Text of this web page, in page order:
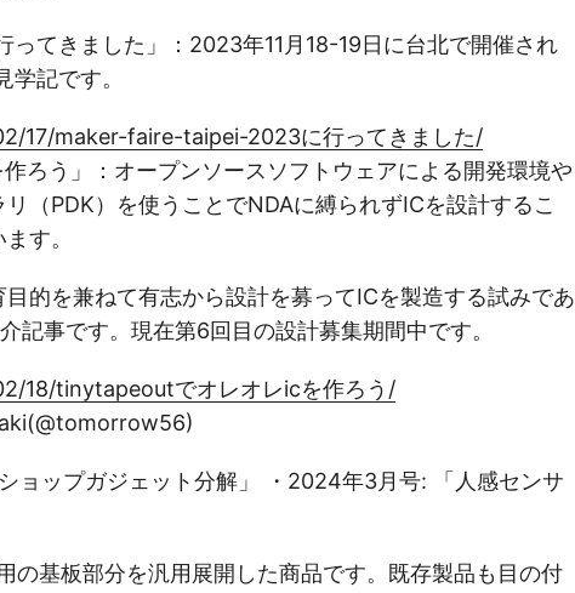
ってきました」：2023年11月18-19日に台北で開催され
記です。
17/maker-faire-taipei-2023に行ってきました/
ろう」：オープンソースソフトウェアによる開発環境や
（PDK）を使うことでNDAに縛られずICを設計するこ
す。
的を兼ねて有志から設計を募ってICを製造する試みであ
記事です。現在第6回目の設計募集期間中です。
18/tinytapeoutでオレオレicを作ろう/
ョップガジェット分解」 ・2024年3月号: 「人感センサ
の基板部分を汎用展開した商品です。既存製品も目の付